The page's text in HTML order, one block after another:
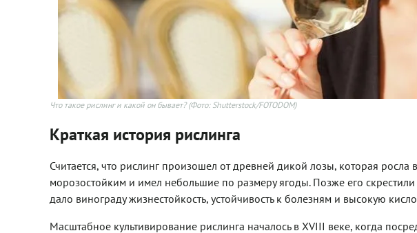
Что такое рислинг и какой он бывает?(Фото: Shutterstock/FOTODOM)
Краткая история рислинга
Считается, что рислинг произошел от древней дикой лозы, которая
морозостойким и имел небольшие по размеру ягоды. Позже его
дало винограду жизнестойкость, устойчивость к болезням и высокую
Масштабное культивирование рислинга началось в XVIII веке, когда